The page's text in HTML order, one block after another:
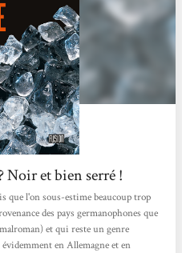
et bien serré !
que l'on sous-estime beaucoup trop
des pays germanophones que
et qui reste un genre
en Allemagne et en